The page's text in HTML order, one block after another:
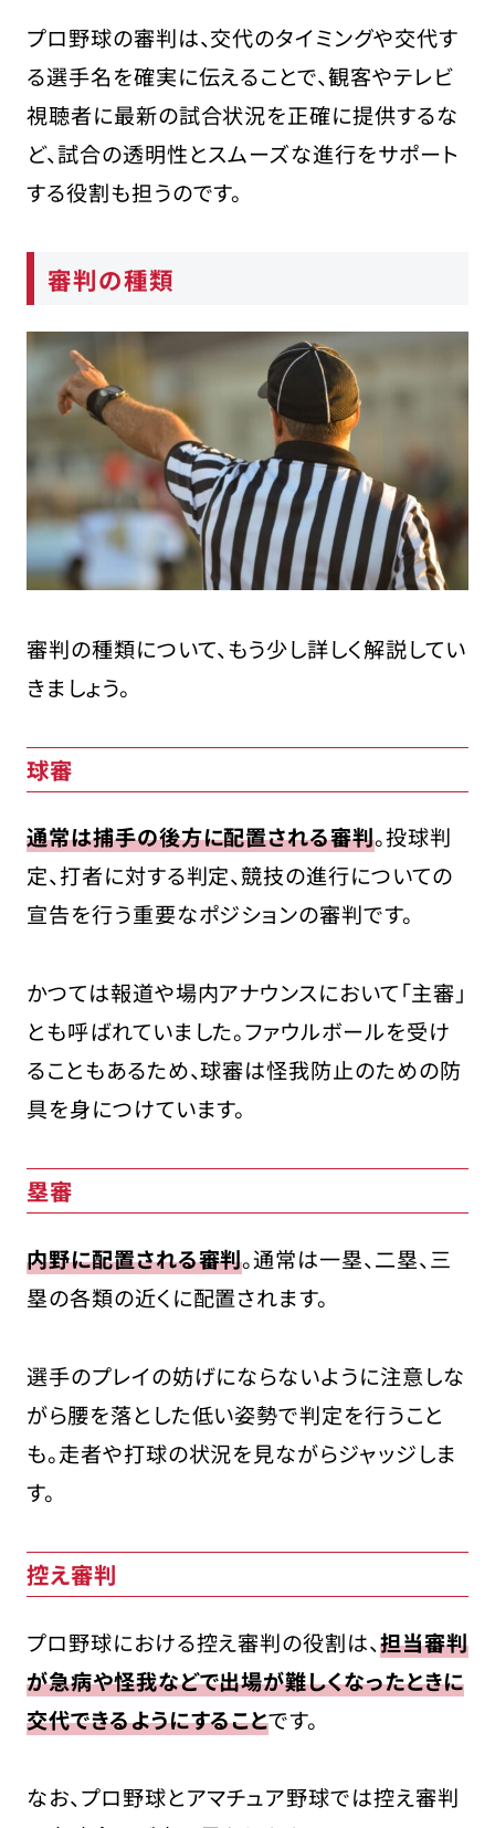
プロ野球の審判は、交代のタイミングや交代す
る選手名を確実に伝えることで、観客やテレビ
視聴者に最新の試合状況を正確に提供するな
ど、試合の透明性とスムーズな進行をサポート
する役割も担うのです。
審判の種類
審判の種類について、もう少し詳しく解説してい
きましょう。
球審
通常は捕手の後方に配置される審判。投球判
定、打者に対する判定、競技の進行についての
宣告を行う重要なポジションの審判です。
かつては報道や場内アナウンスにおいて「主審」
とも呼ばれていました。ファウルボールを受け
ることもあるため、球審は怪我防止のための防
具を身につけています。
塁審
内野に配置される審判。通常は一塁、二塁、三
塁の各類の近くに配置されます。
選手のプレイの妨げにならないように注意しな
がら腰を落とした低い姿勢で判定を行うこと
も。走者や打球の状況を見ながらジャッジしま
す。
控え審判
プロ野球における控え審判の役割は、担当審判
が急病や怪我などで出場が難しくなったときに
交代できるようにすることです。
なお、プロ野球とアマチュア野球では控え審判